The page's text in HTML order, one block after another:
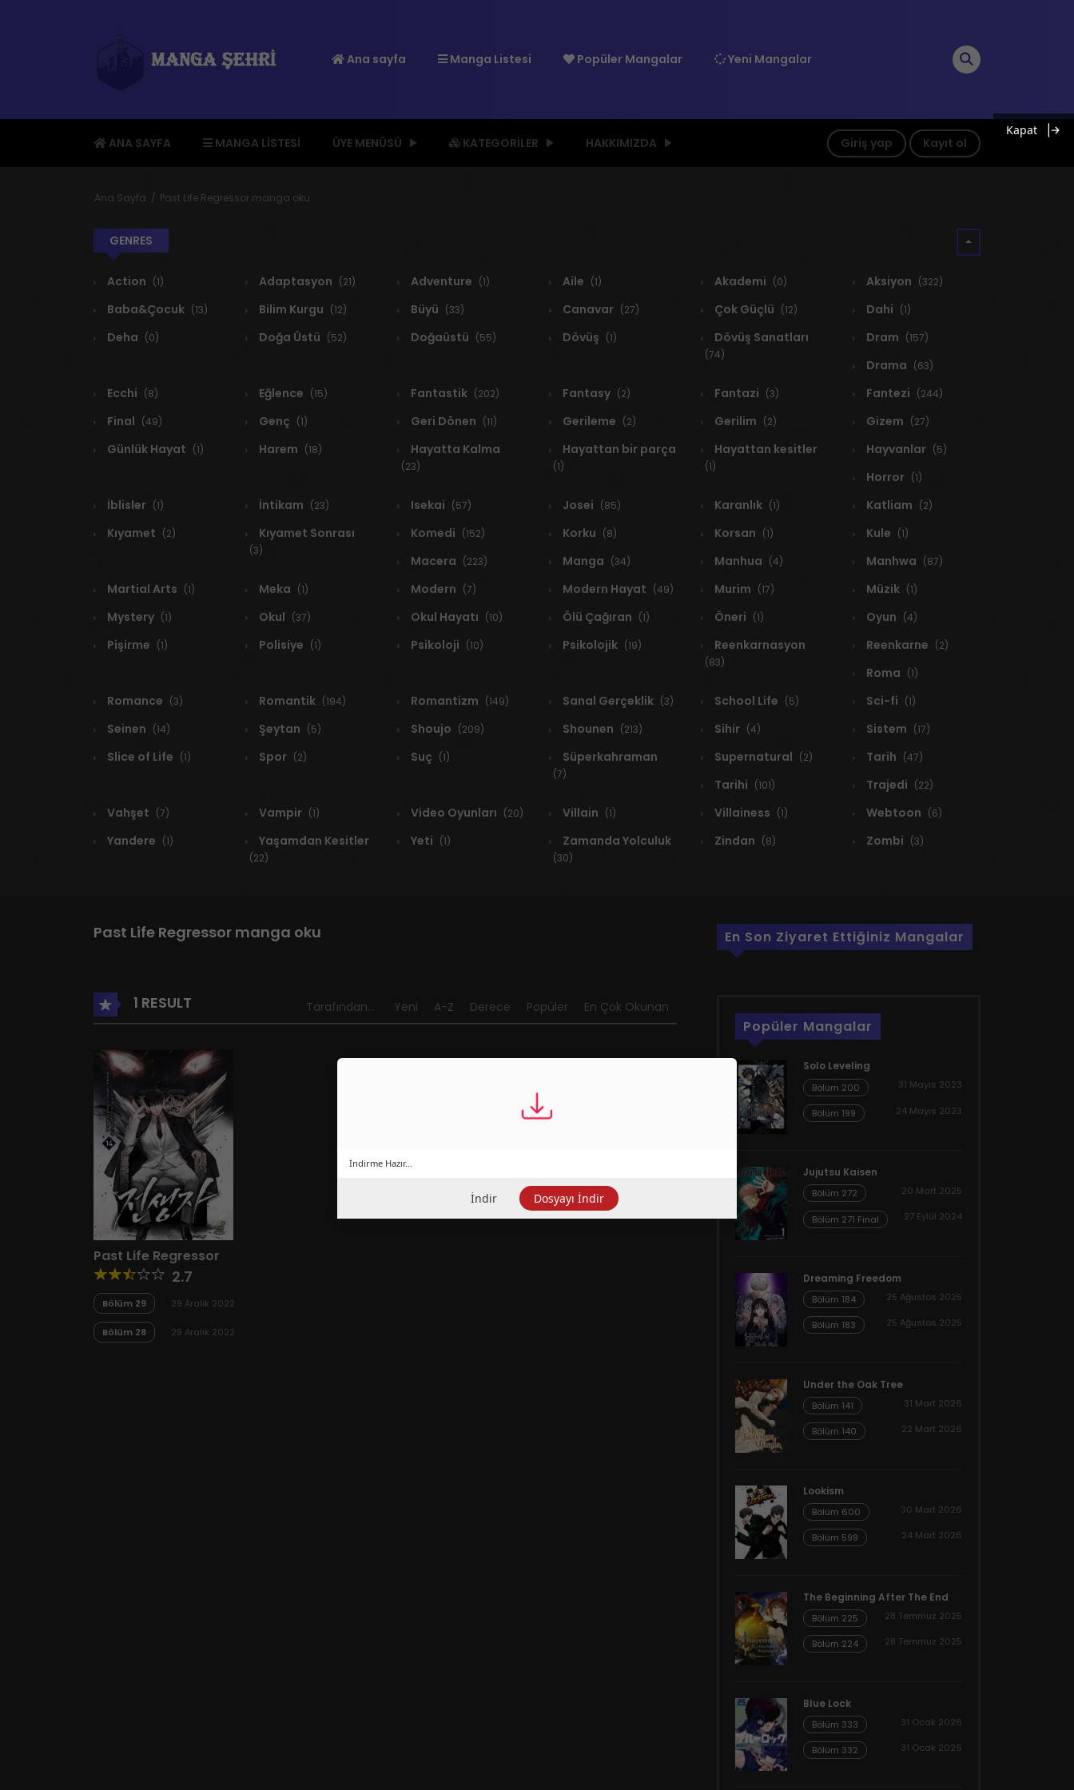
Ana sayfa Manga Listesi Popüler Mangalar Yeni Mangalar
ANA SAYFA MANGA LISTESI ÜYE MENÜSÜ KATEGORILER HAKKIMIZDA Giriş yap Kayıt ol
Ana Sayfa Past Life Regressor manga oku
GENRES
Action (1) Adaptasyon (21) Adventure (1) Aile (1) Akademi (0) Aksiyon (322)
Baba&Çocuk (13) Bilim Kurgu (12) Büyü (33) Canavar (27) Çok Güçlü (12) Dahi (1)
Deha (0) Doğa Üstü (52) Doğaüstü (55) Dövüş (1) Dövüş Sanatları
(74)
Dram (157)
Drama (63)
Ecchi (8) Eğlence (15) Fantastik (202) Fantasy (2) Fantazi (3) Fantezi (244)
Final (49) Genç (1) Geri Dönen (11) Gerileme (2) Gerilim (2) Gizem (27)
Günlük Hayat (1) Harem (18) Hayatta Kalma
(23)
Hayattan bir parça
(1)
Hayattan kesitler
(1)
Hayvanlar (5)
Horror (1)
İblisler (1) İntikam (23) Isekai (57) Josei (85) Karanlık (1) Katliam (2)
Kıyamet (2) Kıyamet Sonrası
(3)
Komedi (152) Korku (8) Korsan (1) Kule (1)
Macera (223) Manga (34) Manhua (4) Manhwa (87)
Martial Arts (1) Meka (1) Modern (7) Modern Hayat (49) Murim (17) Müzik (1)
Mystery (1) Okul (37) Okul Hayatı (10) Ölü Çağıran (1) Öneri (1) Oyun (4)
Pişirme (1) Polisiye (1) Psikoloji (10) Psikolojik (19) Reenkarnasyon
(83)
Reenkarne (2)
Roma (1)
Romance (3) Romantik (194) Romantizm (149) Sanal Gerçeklik (3) School Life (5) Sci-fi (1)
Seinen (14) Şeytan (5) Shoujo (209) Shounen (213) Sihir (4) Sistem (17)
Slice of Life (1) Spor (2) Suç (1) Süperkahraman
(7)
Supernatural (2) Tarih (47)
Tarihi (101) Trajedi (22)
Vahşet (7) Vampir (1) Video Oyunları (20) Villain (1) Villainess (1) Webtoon (6)
Yandere (1) Yaşamdan Kesitler
(22)
Yeti (1) Zamanda Yolculuk
(30)
Zindan (8) Zombi (3)
Past Life Regressor manga oku
1 RESULT Tarafından... Yeni A-Z Derece Popüler En Çok Okunan
Past Life Regressor
2.7
Bölüm 29 29 Aralık 2022
Bölüm 28 29 Aralık 2022
En Son Ziyaret Ettiğiniz Mangalar
Popüler Mangalar
Solo Leveling
Bölüm 200 31 Mayıs 2023
Bölüm 199 24 Mayıs 2023
Jujutsu Kaisen
Bölüm 272 20 Mart 2025
Bölüm 271 Final 27 Eylül 2024
Dreaming Freedom
Bölüm 184 25 Ağustos 2025
Bölüm 183 25 Ağustos 2025
Under the Oak Tree
Bölüm 141 31 Mart 2026
Bölüm 140 22 Mart 2026
Lookism
Bölüm 600 30 Mart 2026
Bölüm 599 24 Mart 2026
The Beginning After The End
Bölüm 225 28 Temmuz 2025
Bölüm 224 28 Temmuz 2025
Blue Lock
Bölüm 333 31 Ocak 2026
Bölüm 332 31 Ocak 2026
İndirme Hazır...
İndir Dosyayı İndir
Kapat